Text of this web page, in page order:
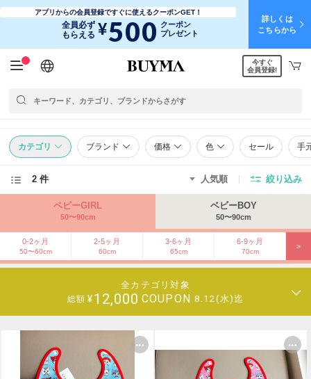
アプリからの会員登録ですぐに使えるクーポンGET！
全員必ず
もらえる ¥500 クーポン
プレゼント
詳しくは
こちらから
日本語
English
简体中文
繁體中文
今すぐ
会員登録!
カテゴリ ブランド 価格 色 セール 手
2 件 人気順 絞り込み
ベビーGIRL
50〜90cm
ベビーBOY
50〜90cm
0-2ヶ月
50〜60cm
2-5ヶ月
60cm
3-6ヶ月
65cm
6-9ヶ月
70cm
>
全カテゴリ対象
総額 ¥12,000 COUPON 8.12(水)迄